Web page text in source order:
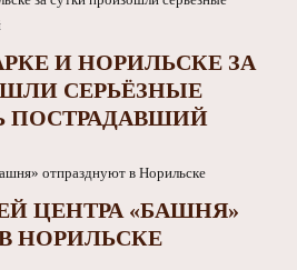
И НОРИЛЬСКЕ ЗА
СЕРЬЁЗНЫЕ
ПОСТРАДАВШИЙ
ЦЕНТРА «БАШНЯ»
НОРИЛЬСКЕ